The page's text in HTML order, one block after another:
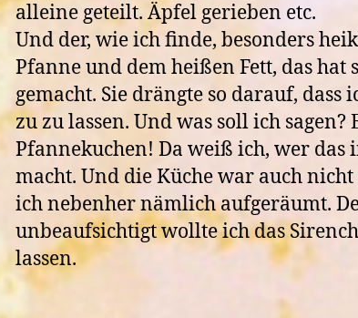
alleine geteilt. Äpfel gerieben etc.
Und der, wie ich finde, besonders
Pfanne und dem heißen Fett, das hat
gemacht. Sie drängte so darauf, dass
zu zu lassen. Und was soll ich sagen?
Pfannekuchen! Da weiß ich, wer
macht. Und die Küche war auch
ich nebenher nämlich aufgeräumt.
unbeaufsichtigt wollte ich das
lassen.